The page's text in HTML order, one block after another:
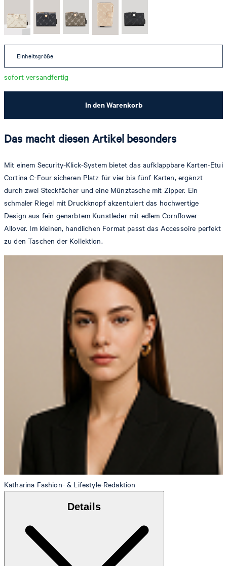
Einheitsgröße
sofort versandfertig
In den Warenkorb
Das macht diesen Artikel besonders
Mit einem Security-Klick-System bietet das aufklappbare Karten-Etui
Cortina C-Four sicheren Platz für vier bis fünf Karten, ergänzt
durch zwei Steckfächer und eine Münztasche mit Zipper. Ein
schmaler Riegel mit Druckknopf akzentuiert das hochwertige
Design aus fein genarbtem Kunstleder mit edlem Cornflower-
Allover. Im kleinen, handlichen Format passt das Accessoire perfekt
zu den Taschen der Kollektion.
Katharina Fashion- & Lifestyle-Redaktion
Details